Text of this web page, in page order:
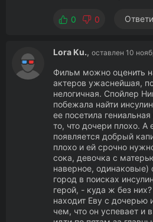
0 0
Lora Ku., оставлен 10
Фильм можно оценить
актеров ужаснейшая,
нелогичная. Спойлер
побежала найти
ее посетила
то, что дочери плохо.
появляется добрый
плохо и ей срочно
сока, девочка с
наверное, одинаковые)
город в поисках
герой, - куда ж без
находит Еву с дочерью
чем, что он успевает и